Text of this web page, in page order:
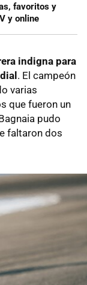
favoritos y
y online
indigna para
. El campeón
varias
que fueron un
pudo
faltaron dos